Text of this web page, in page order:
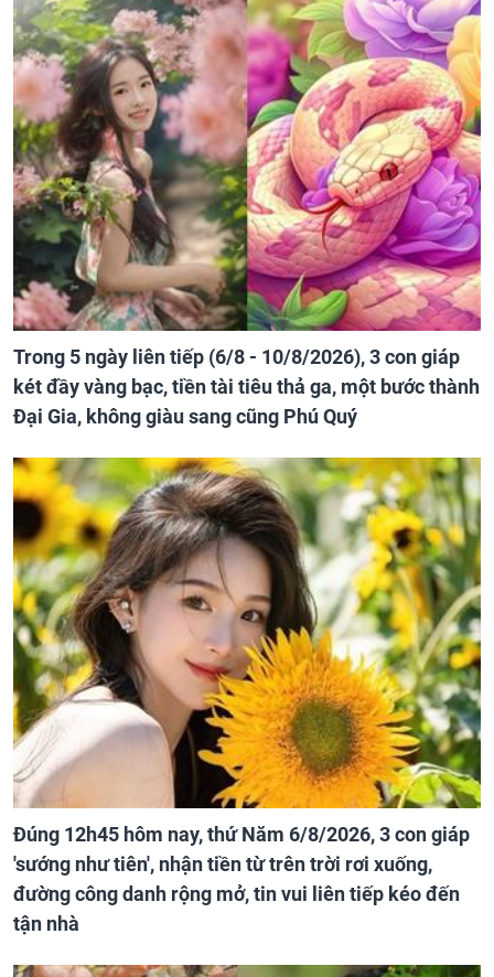
Trong 5 ngày liên tiếp (6/8 - 10/8/2026), 3 con giáp
két đầy vàng bạc, tiền tài tiêu thả ga, một bước thành
Đại Gia, không giàu sang cũng Phú Quý
Đúng 12h45 hôm nay, thứ Năm 6/8/2026, 3 con giáp
'sướng như tiên', nhận tiền từ trên trời rơi xuống,
đường công danh rộng mở, tin vui liên tiếp kéo đến
tận nhà